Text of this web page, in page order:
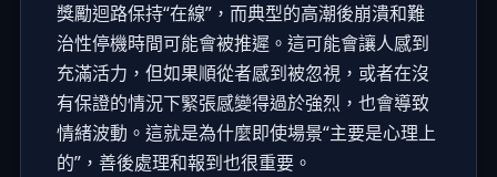
獎勵迴路保持“在線”，而典型的高潮後崩潰和難
治性停機時間可能會被推遲。這可能會讓人感到
充滿活力，但如果順從者感到被忽視，或者在沒
有保證的情況下緊張感變得過於強烈，也會導致
情緒波動。這就是為什麼即使場景“主要是心理上
的”，善後處理和報到也很重要。